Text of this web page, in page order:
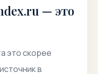
— это
это скорее
в